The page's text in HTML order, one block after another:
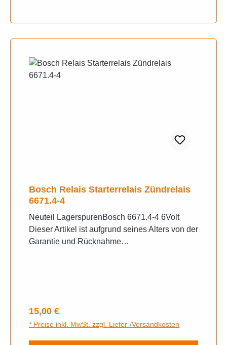
Bosch Relais Starterrelais Zündrelais
6671.4-4
Neuteil LagerspurenBosch 6671.4-4 6Volt
Dieser Artikel ist aufgrund seines Alters von der
Garantie und Rücknahme
Regulärer Preis:
15,00 €
* Preise inkl. MwSt. zzgl. Liefer-/Versandkosten